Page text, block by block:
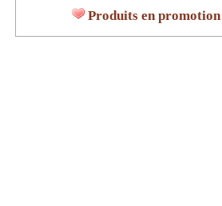
Produits en promotion